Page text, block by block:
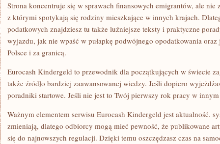
Strona koncentruje się w sprawach finansowych emigrantów, ale
z którymi spotykają się rodziny mieszkające w innych krajach.
podatkowych znajdziesz tu także luźniejsze teksty i praktyczne
wyjazdu, jak nie wpaść w pułapkę podwójnego opodatkowania
Polsce i za granicą.
Eurocash Kindergeld to przewodnik dla początkujących w świecie
także źródło bardziej zaawansowanej wiedzy. Jeśli dopiero
poradniki startowe. Jeśli nie jest to Twój pierwszy rok pracy w
Ważnym elementem serwisu Eurocash Kindergeld jest aktualność.
zmieniają, dlatego odbiorcy mogą mieć pewność, że publikowane
się do najnowszych regulacji. Dzięki temu oszczędzasz czas na